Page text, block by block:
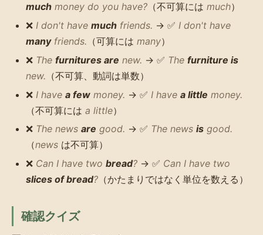
much money do you have? （不可算には much）
❌ I don't have much friends. → ✅ I don't have
manyfriends. （可算には many）
❌ The furnitures are new. → ✅ The furniture is
new. （不可算、動詞は単数）
❌ I have a few money. → ✅ I have a little money.
（不可算には a little）
❌ The news are good. → ✅ The news is good.
（news は不可算）
❌ Can I have two bread? → ✅ Can I have two
slices of bread? （かたまりではなく単位を数える）
確認クイズ